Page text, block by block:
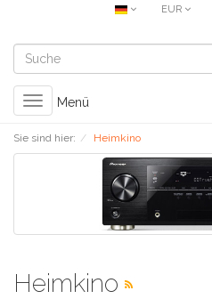
EUR
Toggle
navigation
Menü
Sie sind hier: Heimkino
Heimkino